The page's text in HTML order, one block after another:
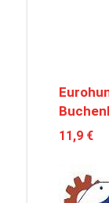
11,9 €